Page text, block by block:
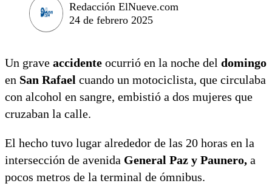
Redacción ElNueve.com
24 de febrero 2025
Un grave accidente ocurrió en la noche del domingo
en San Rafael cuando un motociclista, que circulaba
con alcohol en sangre, embistió a dos mujeres que
cruzaban la calle.
El hecho tuvo lugar alrededor de las 20 horas en la
intersección de avenida General Paz y Paunero, a
pocos metros de la terminal de ómnibus.